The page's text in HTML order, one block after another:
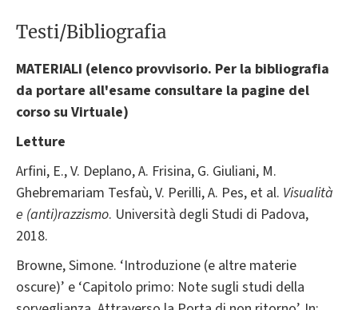
Testi/Bibliografia
MATERIALI (elenco provvisorio. Per la bibliografia
da portare all'esame consultare la pagine del
corso su Virtuale)
Letture
Arfini, E., V. Deplano, A. Frisina, G. Giuliani, M.
Ghebremariam Tesfaù, V. Perilli, A. Pes, et al. Visualità
e (anti)razzismo. Università degli Studi di Padova,
2018.
Browne, Simone. ‘Introduzione (e altre materie
oscure)’ e ‘Capitolo primo: Note sugli studi della